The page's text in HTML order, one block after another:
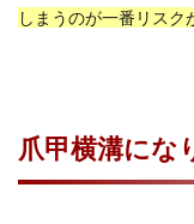
しまうのが一番リスク
爪甲横溝にな